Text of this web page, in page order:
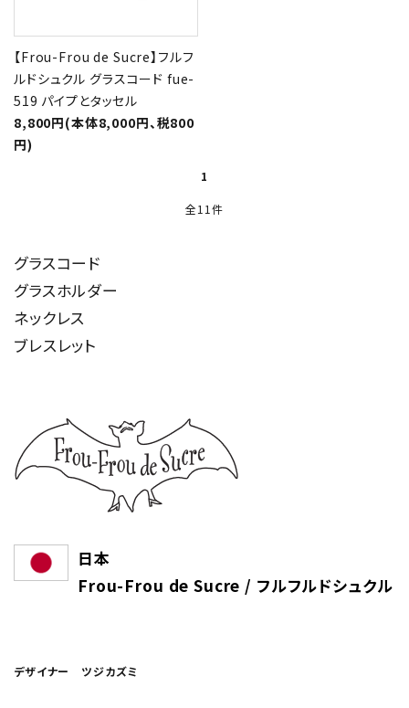
【Frou-Frou de Sucre】フルフ
ルドシュクル グラスコード fue-
519 パイプとタッセル
8,800円(本体8,000円、税800
円)
1
全11件
グラスコード
グラスホルダー
ネックレス
ブレスレット
日本
Frou-Frou de Sucre / フルフルドシュクル
デザイナー ツジカズミ